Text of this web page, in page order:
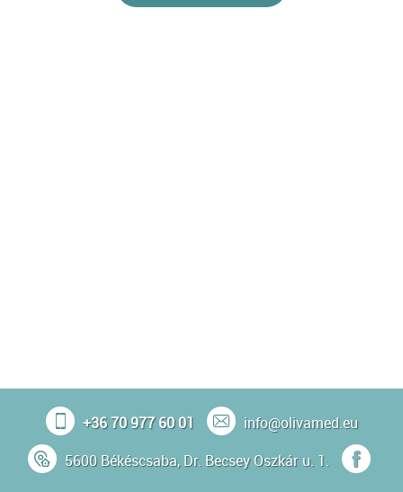
+36 70 977 60 01
info@olivamed.eu
5600 Békéscsaba, Dr. Becsey Oszkár u. 1.